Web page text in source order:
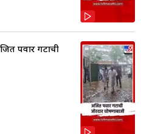
पवार गटाची